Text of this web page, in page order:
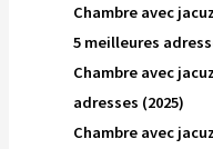
Chambre avec
5 meilleures
Chambre avec
adresses (2025)
Chambre avec